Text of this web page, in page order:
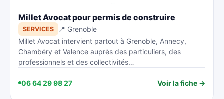
Millet Avocat pour permis de construire
SERVICES
📍 Grenoble
Millet Avocat intervient partout à Grenoble, Annecy,
Chambéry et Valence auprès des particuliers, des
professionnels et des collectivités…
06 64 29 98 27 Voir la fiche →